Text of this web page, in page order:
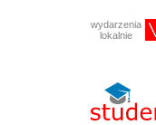
wydarzenia
lokalnie